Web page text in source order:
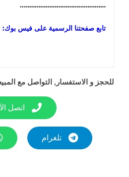
………………………………………..
تابع صفحتنا الرسمية على فيس بوك:
للحجز و الاستفسار, التواصل مع
اتصل
تلغرام